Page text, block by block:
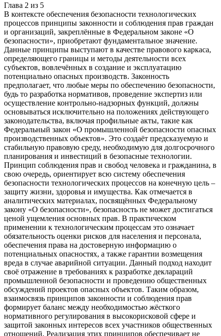
Глава 2 из 5
В контексте обеспечения безопасности технологических
процессов принципы законности и соблюдения прав граждан
и организаций, закреплённые в Федеральном законе «О
безопасности», приобретают фундаментальное значение.
Данные принципы выступают в качестве правового каркаса,
определяющего границы и методы деятельности всех
субъектов, вовлечённых в создание и эксплуатацию
потенциально опасных производств. Законность
предполагает, что любые меры по обеспечению безопасности,
будь то разработка нормативов, проведение экспертиз или
осуществление контрольно-надзорных функций, должны
основываться исключительно на положениях действующего
законодательства, включая профильные акты, такие как
Федеральный закон «О промышленной безопасности опасных
производственных объектов». Это создаёт предсказуемую и
стабильную правовую среду, необходимую для долгосрочного
планирования и инвестиций в безопасные технологии.
Принцип соблюдения прав и свобод человека и гражданина, в
свою очередь, ориентирует всю систему обеспечения
безопасности технологических процессов на конечную цель –
защиту жизни, здоровья и имущества. Как отмечается в
аналитических материалах, посвящённых Федеральному
закону «О безопасности», безопасность не может достигаться
ценой ущемления основных прав. В практическом
применении к технологическим процессам это означает
обязательность оценки рисков для населения и персонала,
обеспечения права на достоверную информацию о
потенциальных опасностях, а также гарантии возмещения
вреда в случае аварийной ситуации. Данный подход находит
своё отражение в требованиях к разработке деклараций
промышленной безопасности и проведению общественных
обсуждений проектов опасных объектов. Таким образом,
взаимосвязь принципов законности и соблюдения прав
формирует баланс между необходимостью жёсткого
нормативного регулирования в высокорисковой сфере и
защитой законных интересов всех участников общественных
отношений. Реализация этих принципов обеспечивает не